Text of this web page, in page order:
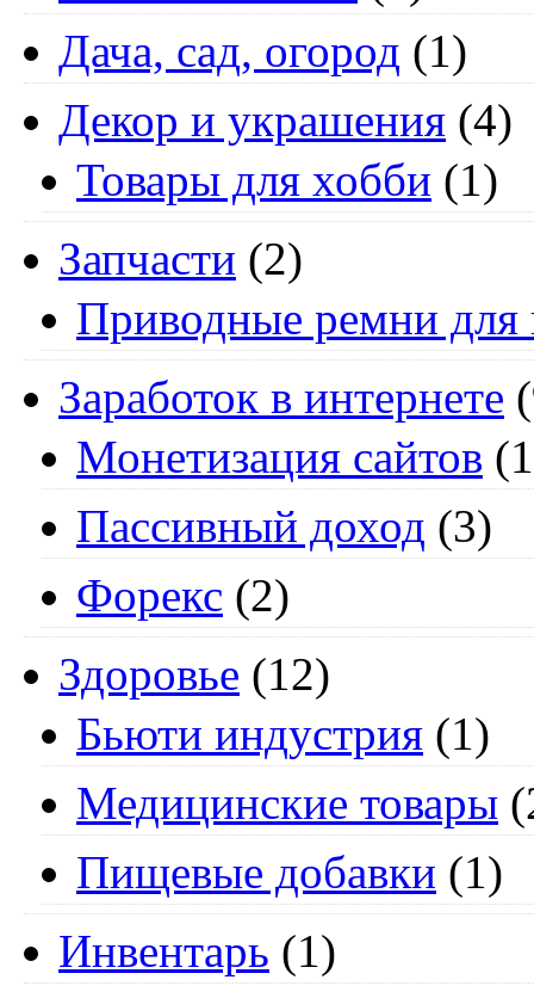
Дача, сад, огород (1)
Декор и украшения (4)
Товары для хобби (1)
Запчасти (2)
Приводные ремни для
Заработок в интернете
Монетизация сайтов
Пассивный доход (3)
Форекс (2)
Здоровье (12)
Бьюти индустрия (1)
Медицинские товары
Пищевые добавки (1)
Инвентарь (1)